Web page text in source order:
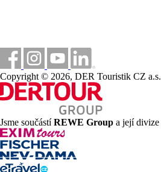
Copyright © 2026, DER Touristik CZ a.s.
Jsme součástíREWE Group a její divize